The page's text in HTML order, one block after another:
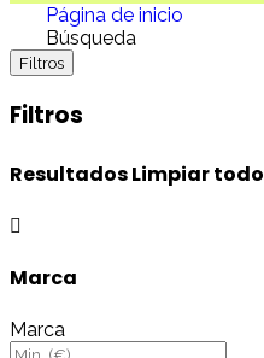
Página de inicio
Búsqueda
Filtros
Filtros
ResultadosLimpiar todo
Marca
Marca